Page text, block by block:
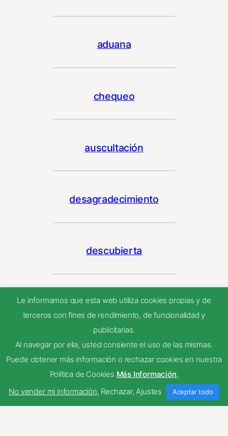
aduana
chequeo
auscultación
desagradecimiento
descubierta
ensayo
examen
Le informamos que esta web utiliza cookies propias y de
terceros con fines de rendimiento, de funcionalidad y
publicitarias.
Al navegar por ella, usted consiente el uso de las mismas.
Puede obtener más información o rechazar cookies en nuestra
Política de Cookies Más Información,
No vender mi información, Rechazar,Ajustes Aceptar todo